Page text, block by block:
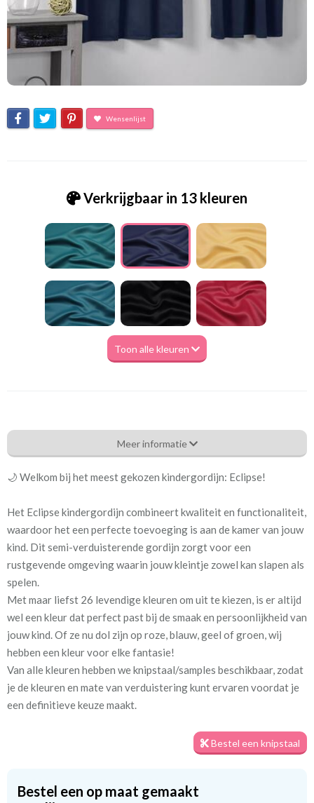
Wensenlijst
Verkrijgbaar in 13 kleuren
Toon alle kleuren
Sf_Eclipe-Notte 1840-023 marine
Eigenschappen gordijnstof
Artikelnummer
Sf_Eclipe-Notte 1840-023
Stofbreedte: 140 cm
Mate van verduistering: Half verduisterend
Meestal eerder, maar houd
rekening met
circa 1-2 weken
Materiaal: Polyester
We begrijpen hoe belangrijk het is om de juiste sfeer te creëren
combinatie van stijl en functionaliteit. Het semi-verduisterende
Meer informatie
🌙 Welkom bij het meest gekozen kindergordijn: Eclipse!
Het Eclipse kindergordijn combineert kwaliteit en functionaliteit,
waardoor het een perfecte toevoeging is aan de kamer van jouw
kind. Dit semi-verduisterende gordijn zorgt voor een
rustgevende omgeving waarin jouw kleintje zowel kan slapen als
spelen.
Met maar liefst 26 levendige kleuren om uit te kiezen, is er altijd
wel een kleur dat perfect past bij de smaak en persoonlijkheid van
jouw kind. Of ze nu dol zijn op roze, blauw, geel of groen, wij
hebben een kleur voor elke fantasie!
Van alle kleuren hebben we knipstaal/samples beschikbaar, zodat
je de kleuren en mate van verduistering kunt ervaren voordat je
een definitieve keuze maakt.
Bestel een knipstaal
Bestel een op maat gemaakt